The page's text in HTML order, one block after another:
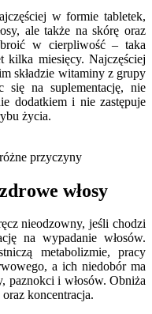
w formie tabletek,
ale także na skórę oraz
w cierpliwość – taka
kilka miesięcy. Najczęściej
składzie witaminy z grupy
się na suplementację, nie
dodatkiem i nie zastępuje
życia.
przyczyny
włosy
nieodzowny, jeśli chodzi
na wypadanie włosów.
metabolizmie, pracy
a ich niedobór ma
paznokci i włosów. Obniża
koncentracja.